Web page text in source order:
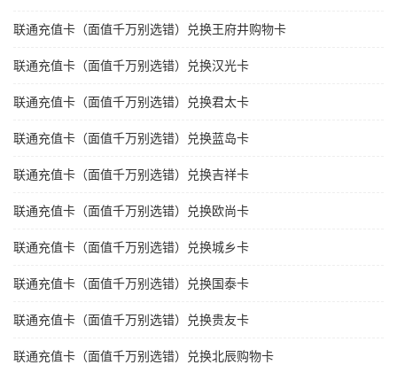
联通充值卡（面值千万别选错）兑换王府井购物卡
联通充值卡（面值千万别选错）兑换汉光卡
联通充值卡（面值千万别选错）兑换君太卡
联通充值卡（面值千万别选错）兑换蓝岛卡
联通充值卡（面值千万别选错）兑换吉祥卡
联通充值卡（面值千万别选错）兑换欧尚卡
联通充值卡（面值千万别选错）兑换城乡卡
联通充值卡（面值千万别选错）兑换国泰卡
联通充值卡（面值千万别选错）兑换贵友卡
联通充值卡（面值千万别选错）兑换北辰购物卡